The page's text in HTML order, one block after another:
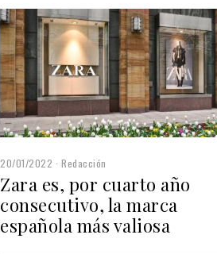
20/01/2022 Redacción
Zara es, por cuarto año
consecutivo, la marca
española más valiosa